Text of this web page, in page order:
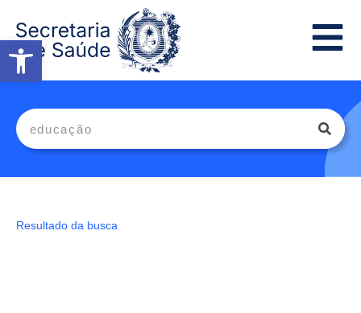
Abrir a barra de ferramentas
Resultado da busca